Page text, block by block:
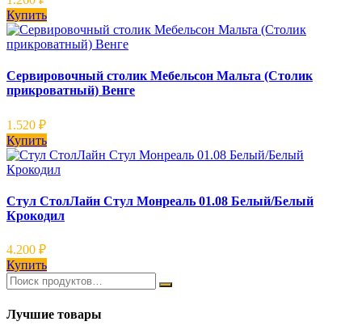
Купить
Сервировочный столик Мебельсон Мальта (Столик
прикроватный) Венге
1.520 ₽
Купить
Стул СтолЛайн Стул Монреаль 01.08 Белый/Белый
Крокодил
4.200 ₽
Купить
Лучшие товары